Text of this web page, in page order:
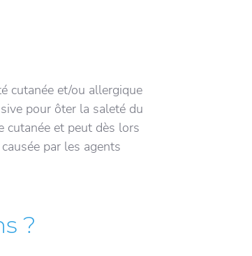
cutanée et/ou allergique
pour ôter la saleté du
cutanée et peut dès lors
causée par les agents
?